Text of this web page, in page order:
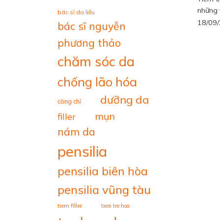
bác sĩ da liễu
bác sĩ nguyễn
phương thảo
chăm sóc da
chống lão hóa
căng chỉ dưỡng da
filler mụn
nám da
pensilia
pensilia biên hòa
pensilia vũng tàu
tiem filler tiem tre hoa
những
18/